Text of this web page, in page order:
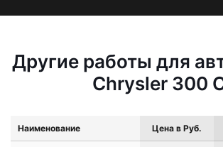
Другие работы для
Chrysler 300
Наименование Цена в Руб.